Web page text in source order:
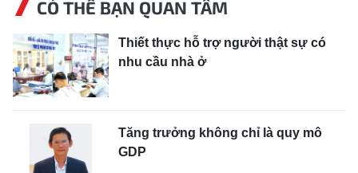
CÓ THỂ BẠN QUAN TÂM
Thiết thực hỗ trợ người thật sự có
nhu cầu nhà ở
Tăng trưởng không chỉ là quy mô
GDP